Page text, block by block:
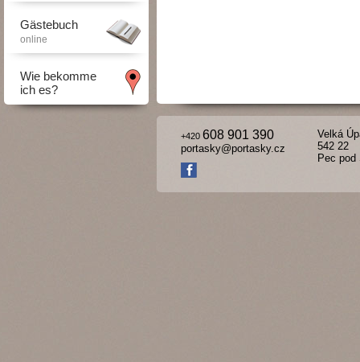
Gästebuch
online
Wie bekomme
ich es?
+420 608 901 390
portasky@portasky.cz
Velká
542 22
Pec pod